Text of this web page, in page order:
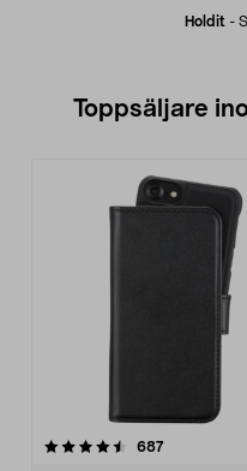
Holdit -
Toppsäljare
687recensioner
4.5 av 5 stjärnor